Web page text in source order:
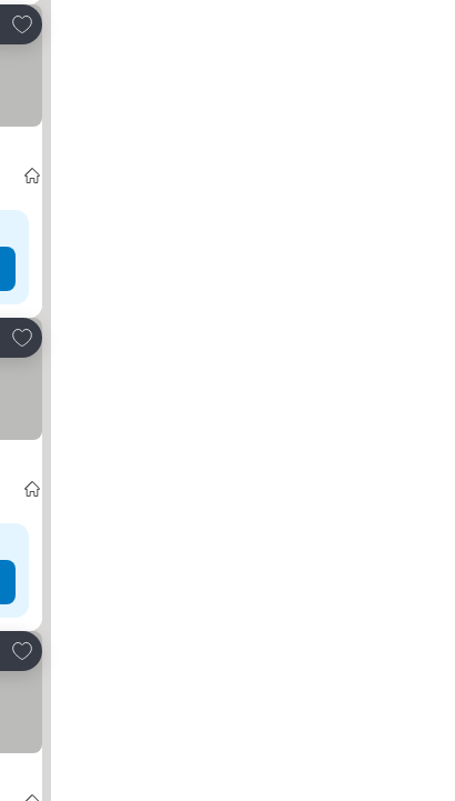
Adicionar aos favoritos
Adicionar aos favoritos
Adicionar aos favoritos